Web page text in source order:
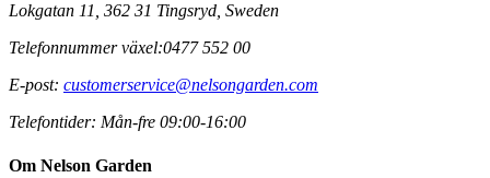
Lokgatan 11, 362 31 Tingsryd, Sweden
Telefonnummer växel:0477 552 00
E-post: customerservice@nelsongarden.com
Telefontider: Mån-fre 09:00-16:00
Om Nelson Garden